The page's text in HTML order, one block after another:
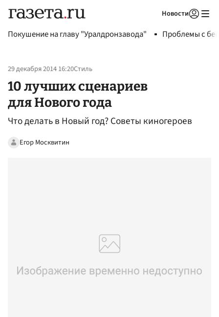
Новости
Покушение на главу "Уралдронзавода" Проблемы с
29 декабря 2014 16:20Стиль
10 лучших сценариев
для Нового года
Что делать в Новый год? Советы киногероев
Егор Москвитин